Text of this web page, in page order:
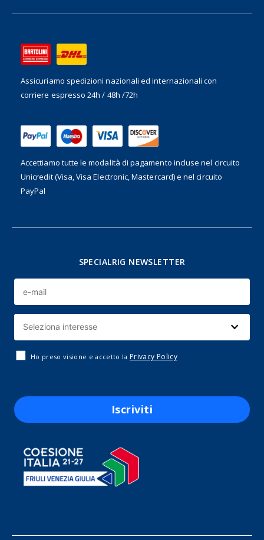
Assicuriamo spedizioni nazionali ed internazionalicon
corriere espresso 24h / 48h /72h
Accettiamo tutte le modalità di pagamento incluse nel circuito
Unicredit (Visa, Visa Electronic, Mastercard) e nel circuito
PayPal
SPECIALRIG NEWSLETTER
Ho preso visione e accetto la Privacy Policy
Iscriviti